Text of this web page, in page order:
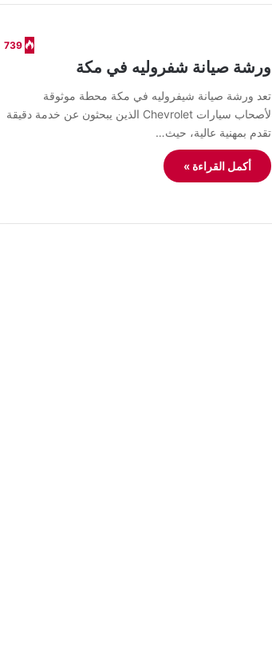
739
ورشة صيانة شفروليه في مكة
تعد ورشة صيانة شيفروليه في مكة محطة موثوقة
لأصحاب سيارات Chevrolet الذين يبحثون عن خدمة دقيقة
تقدم بمهنية عالية، حيث…
أكمل القراءة »